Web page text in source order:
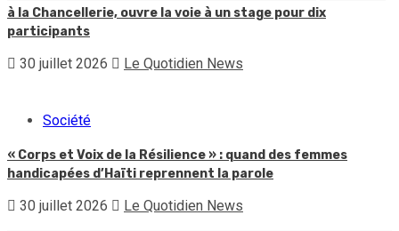
à la Chancellerie, ouvre la voie à un stage pour dix
participants
30 juillet 2026 Le Quotidien News
Société
« Corps et Voix de la Résilience » : quand des femmes
handicapées d’Haïti reprennent la parole
30 juillet 2026 Le Quotidien News